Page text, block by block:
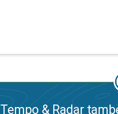
Tempo & Radar